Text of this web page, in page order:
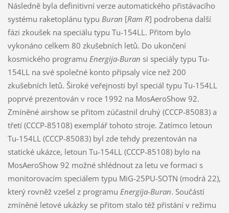
Následně byla definitivní verze automatického přistávacího
systému raketoplánu typu Buran [Ram R] podrobena další
fázi zkoušek na speciálu typu Tu-154LL. Přitom bylo
vykonáno celkem 80 zkušebních letů. Do ukončení
kosmického programu Energija-Buran si speciály typu Tu-
154LL na své společné konto připsaly více než 200
zkušebních letů. Široké veřejnosti byl speciál typu Tu-154LL
poprvé prezentován v roce 1992 na MosAeroShow 92.
Zmíněné airshow se přitom zúčastnil druhý (CCCP-85083) a
třetí (CCCP-85108) exemplář tohoto stroje. Zatímco letoun
Tu-154LL (CCCP-85083) byl zde tehdy prezentován na
statické ukázce, letoun Tu-154LL (CCCP-85108) bylo na
MosAeroShow 92 možné shlédnout za letu ve formaci s
monitorovacím speciálem typu MiG-25PU-SOTN (modrá 22),
který rovněž vzešel z programu Energija-Buran. Součástí
zmíněné letové ukázky se přitom stalo též přistání v režimu